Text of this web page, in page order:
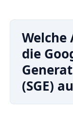
die
(SGE)